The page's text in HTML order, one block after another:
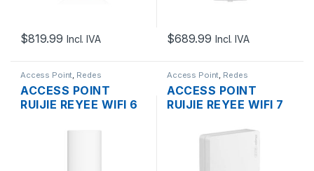
$819.99 Incl. IVA $689.99 Incl. IVA
Access Point, Redes
ACCESS POINT
RUIJIE REYEE WIFI 6
AX3000 DUAL BAND,
Access Point, Redes
ACCESS POINT
RUIJIE REYEE WIFI 7
BE3600, DUAL BAND,